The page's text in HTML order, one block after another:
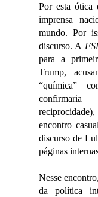
Por esta
imprensa
mundo. Por
discurso. A
para a
Trump,
“química”
encontro
discurso de
páginas
Nesse
da política